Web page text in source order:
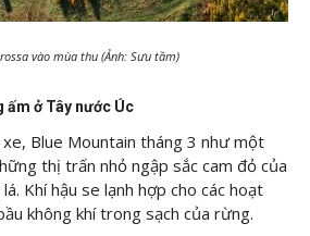
vào mùa thu (Ảnh: Sưu tầm)
ấm ở Tây nước Úc
xe, Blue Mountain tháng 3 như một
thị trấn nhỏ ngập sắc cam đỏ của
Khí hậu se lạnh hợp cho các hoạt
không khí trong sạch của rừng.